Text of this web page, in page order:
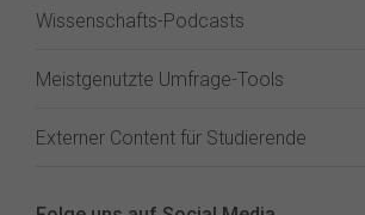
Wissenschafts-Podcasts
Meistgenutzte Umfrage-Tools
Externer Content für Studierende